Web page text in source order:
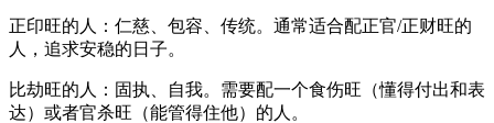
正印旺的人：仁慈、包容、传统。通常适合配正官/正财旺的
人，追求安稳的日子。
比劫旺的人：固执、自我。需要配一个食伤旺（懂得付出和表
达）或者官杀旺（能管得住他）的人。